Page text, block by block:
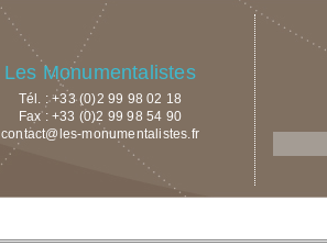
Les Monumentalistes
Tél. : +33 (0)2 99 98 02 18
Fax : +33 (0)2 99 98 54 90
contact@les-monumentalistes.fr